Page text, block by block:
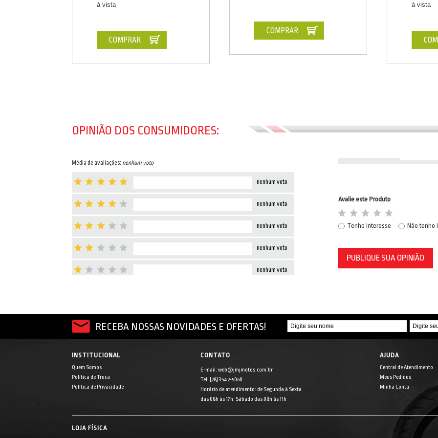
à vista
COMPRAR
COMPRAR
à vista
OPINIÃO DOS CONSUMIDORES:
Média de avaliações: nenhum voto
nenhum voto
nenhum voto
nenhum voto
nenhum voto
nenhum voto
Avalie este Produto
Tenho interesse Não tenho
PUBLIQUE SUA OPINIÃO
RECEBA NOSSAS NOVIDADES E OFERTAS!
INSTITUCIONAL
Quem Somos
Política de Troca
Política de Privacidade
CONTATO
E-mail: web@jmjmotos.com.br
Tel: [28] 3542-5060
Horário de atendimento: de Segunda à Sexta
das 08h às 17h. Sábado das 08h às 11h
AJUDA
Central de Atendimento
Meus Pedidos
Minha Conta
LOJA FÍSICA